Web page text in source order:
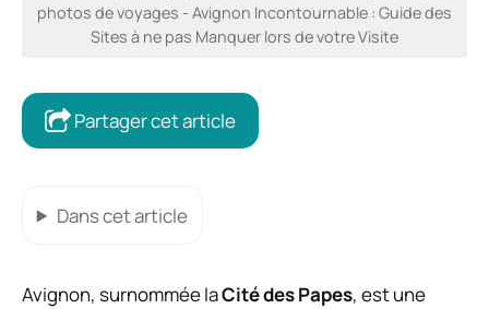
photos de voyages - Avignon Incontournable : Guide des
Sites à ne pas Manquer lors de votre Visite
Partager cet article
Dans cet article
Avignon, surnommée laCité des Papes, est une